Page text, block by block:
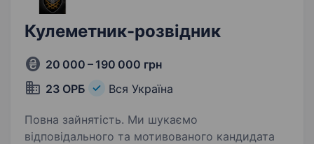
Кулеметник-розвідник
20 000 – 190 000 грн
23 ОРБ
Вся Україна
Повна зайнятість. Ми шукаємо
відповідального та мотивованого кандидата